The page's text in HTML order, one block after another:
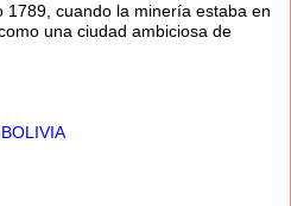
cuando la minería estaba en
una ciudad ambiciosa de